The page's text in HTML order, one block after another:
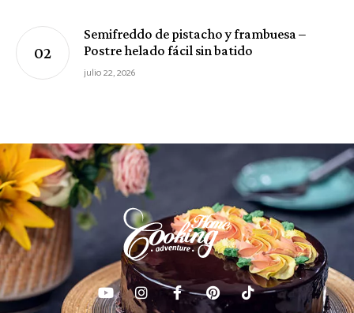
Semifreddo de pistacho y frambuesa –
Postre helado fácil sin batido
julio 22, 2026